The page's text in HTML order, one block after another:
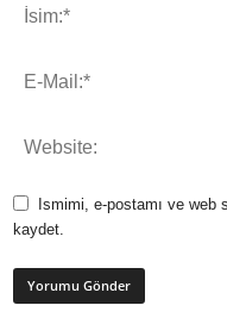
Ismimi, e-postamı ve web
kaydet.